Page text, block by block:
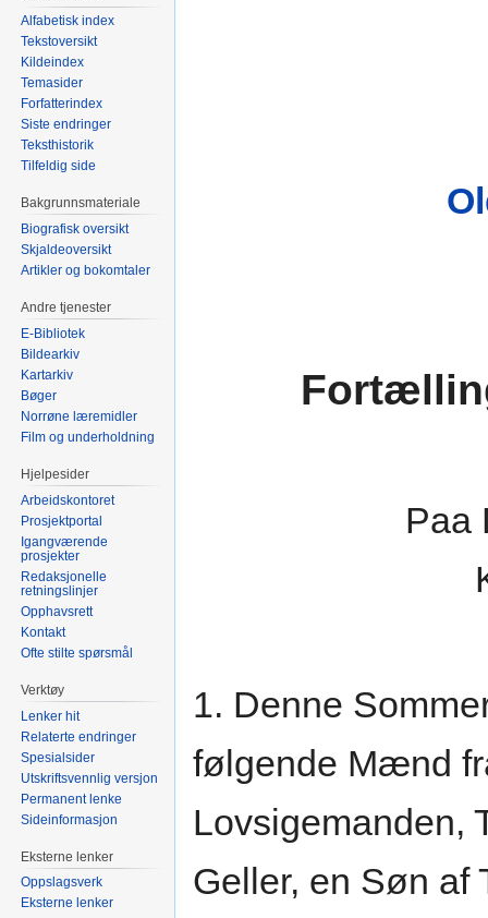
Paa
1. Denne
følgende Mænd
Lovsigemanden,
Geller, en Søn af
Alfabetisk index
Tekstoversikt
Kildeindex
Temasider
Forfatterindex
Siste endringer
Teksthistorik
Tilfeldig side
Bakgrunnsmateriale
Biografisk oversikt
Skjaldeoversikt
Artikler og bokomtaler
Andre tjenester
E-Bibliotek
Bildearkiv
Kartarkiv
Bøger
Norrøne læremidler
Film og underholdning
Hjelpesider
Arbeidskontoret
Prosjektportal
Igangværende
prosjekter
Redaksjonelle
retningslinjer
Opphavsrett
Kontakt
Ofte stilte spørsmål
Verktøy
Lenker hit
Relaterte endringer
Spesialsider
Utskriftsvennlig versjon
Permanent lenke
Sideinformasjon
Eksterne lenker
Oppslagsverk
Eksterne lenker